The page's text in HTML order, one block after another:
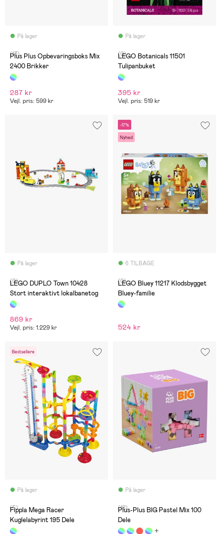
På lager
(13)
Plus Plus Opbevaringsboks Mix
2400 Brikker
287 kr
Vejl. pris: 599 kr
På lager
(0)
LEGO Botanicals 11501
Tulipanbuket
395 kr
Vejl. pris: 519 kr
På lager
(0)
LEGO DUPLO Town 10428
Stort interaktivt lokalbanetog
869 kr
Vejl. pris: 1.229 kr
-17%
Nyhed
6 TILBAGE
(0)
LEGO Bluey 11217 Klodsbygget
Bluey-familie
524 kr
Bestsellere
På lager
(5)
Fippla Mega Racer
Kuglelabyrint 195 Dele
På lager
(18)
Plus-Plus BIG Pastel Mix 100
Dele